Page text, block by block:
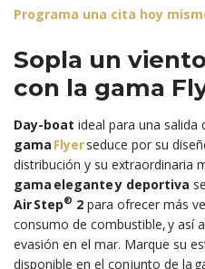
Programa una cita hoy
Sopla un
con la gama
Day-boat ideal para una salida
gama Flyerseduce por su
distribución y su extraordinaria
gama elegante y deportiva
Air Step® 2 para ofrecer más
consumo de combustible,y así
evasión en el mar. Marque su
disponible en el conjunto de la